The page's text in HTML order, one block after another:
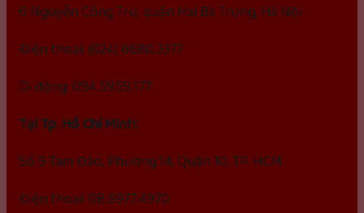
6 Nguyễn Công Trứ, quận Hai Bà Trưng, Hà Nội
Điện thoại: (024) 6680.3377
Di động: 094.5959.177
Tại Tp. Hồ Chí Minh:
Số 9 Tam Đảo, Phường 14, Quận 10, TP. HCM
Điện thoại: 08.6977.4970